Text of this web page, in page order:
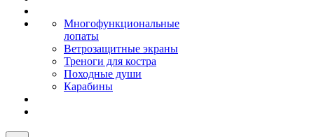
Многофункциональные
лопаты
Ветрозащитные экраны
Треноги для костра
Походные души
Карабины